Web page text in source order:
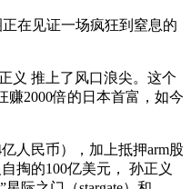
在见证一场疯狂到窒息的
义 推上了风口浪尖。这个
赚2000倍的日本首富，如今
人民币），加上抵押arm股
掏的100亿美元， 孙正义